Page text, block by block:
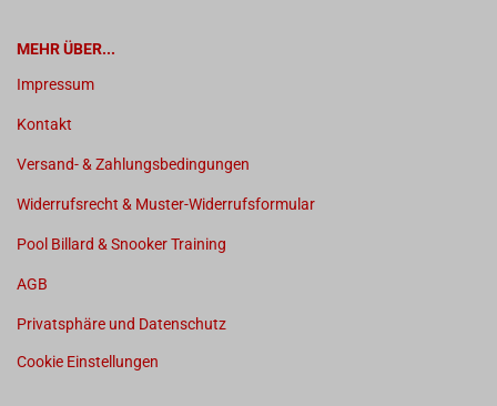
MEHR ÜBER...
Impressum
Kontakt
Versand- & Zahlungsbedingungen
Widerrufsrecht & Muster-Widerrufsformular
Pool Billard & Snooker Training
AGB
Privatsphäre und Datenschutz
Cookie Einstellungen